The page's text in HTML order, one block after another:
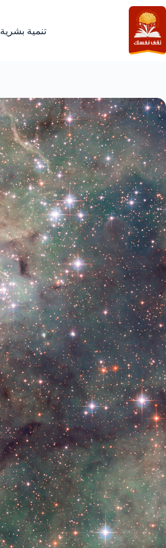
التجاوز
إلى
المحتوى
تنمية بشرية